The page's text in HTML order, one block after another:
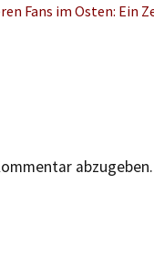
Fans im Osten: Ein
abzugeben.